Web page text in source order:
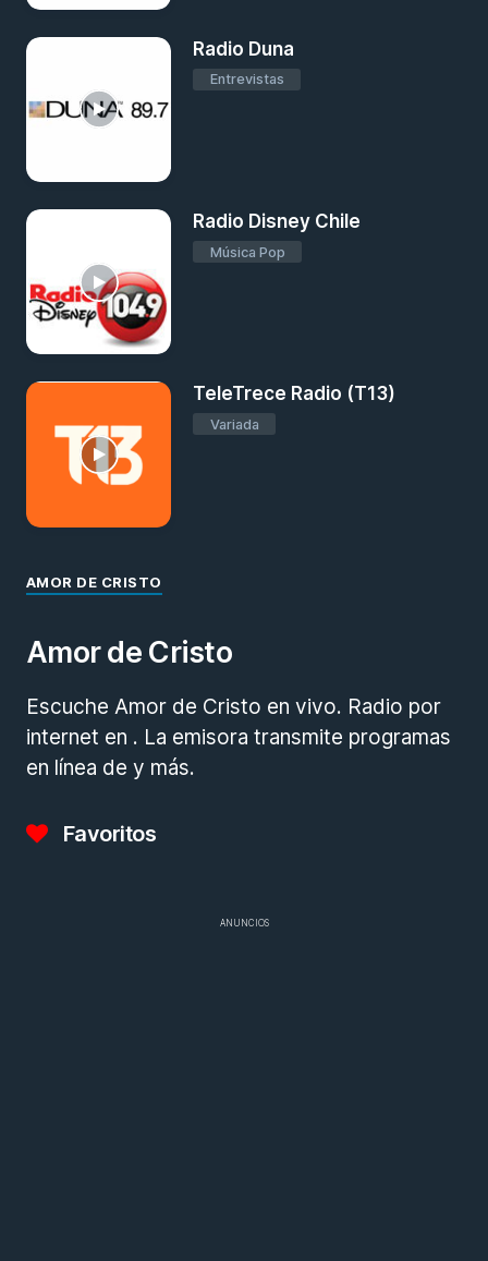
Radio Duna
Entrevistas
Radio Disney Chile
Música Pop
TeleTrece Radio (T13)
Variada
AMOR DE CRISTO
Amor de Cristo
Escuche Amor de Cristo en vivo. Radio por
internet en . La emisora transmite programas
en línea de y más.
Favoritos
ANUNCIOS